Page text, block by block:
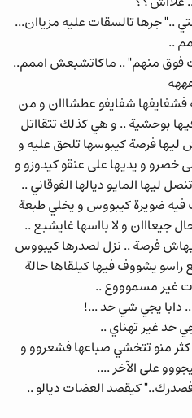
.." جرها تالسقات عليه مزياان...
..
فوق منهم" .. ماكاتشبعش اممم..
شفايفو عطشااان و من
بوحشية .. و هي كذلك تتقااتل
فرصة كيبوسها تلحق عليه و
خصرو و يديها على عنقو كيدوزو و
ليها المايو ديالها الفوقاني ..
فيه ضويرة كيبووس و يخلي طبعة
جيعااان و لا بااسها غايشبع ..
فرصة .. نزل لصدرها كيبووس
يشووف فيها كيلقاها حالة
غير مسموووع ..
دابا يجي شي حد ...!
حد غير تهناي ..
منو تتخشي صباعها فشعروو و
على الآخر ....
كيقصد العضات ديالو ..